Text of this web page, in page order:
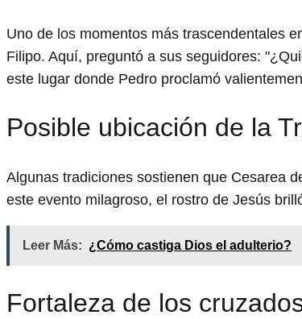
Uno de los momentos más trascendentales
Filipo. Aquí, preguntó a sus seguidores:
este lugar donde Pedro proclamó
Posible ubicación de la
Algunas tradiciones sostienen que Cesarea
este evento milagroso, el rostro de Jesús
Leer Más: ¿Cómo castiga Dios el adulterio?
Fortaleza de los